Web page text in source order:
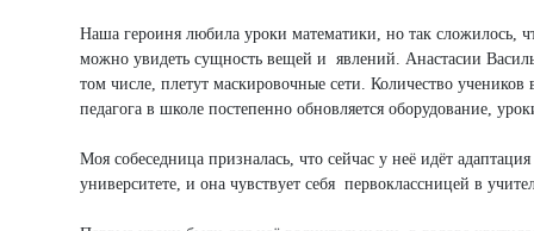
Наша героиня любила уроки математики, но так сложилось,
можно увидеть сущность вещей и явлений. Анастасии
том числе, плетут маскировочные сети. Количество
педагога в школе постепенно обновляется оборудование,
Моя собеседница призналась, что сейчас у неё идёт
университете, и она чувствует себя первоклассницей в